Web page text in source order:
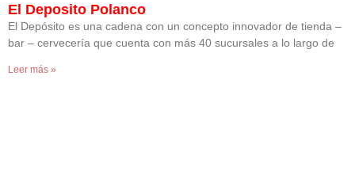
El Deposito Polanco
El Depósito es una cadena con un concepto innovador de tienda –
bar – cervecería que cuenta con más 40 sucursales a lo largo de
Leer más »